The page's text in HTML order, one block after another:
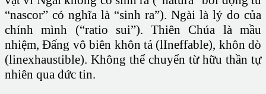
“nascor” có nghĩa là “sinh ra”). Ngài là lý do của
chính mình (“ratio sui”). Thiên Chúa là mầu
nhiệm, Đấng vô biên khôn tả (lIneffable), khôn dò
(linexhaustible). Không thể chuyển từ hữu thần tự
nhiên qua đức tin.